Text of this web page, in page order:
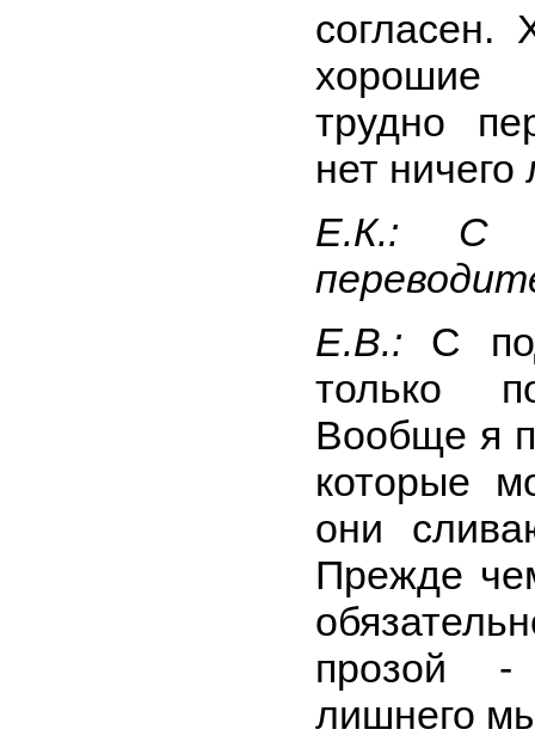
согласен.
хорошие
трудно
нет ничего
Е.К.: С
Е.В.: С
только
Вообще я
которые
они
Прежде
прозой
лишнего